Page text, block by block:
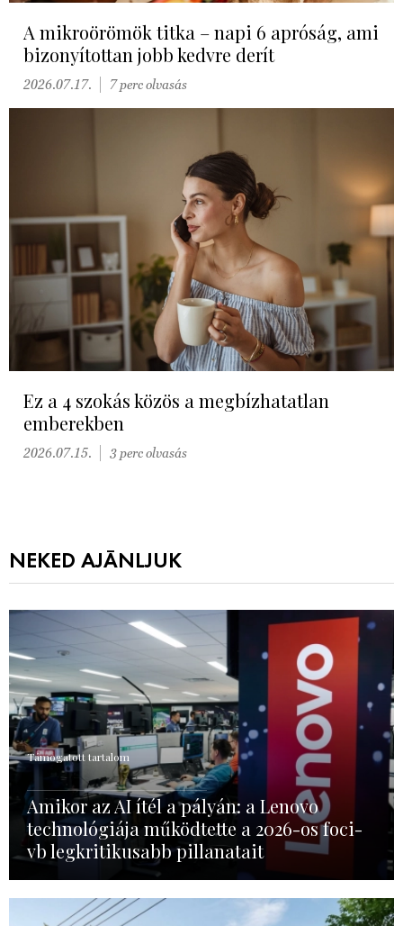
A mikroörömök titka – napi 6 apróság, ami
bizonyítottan jobb kedvre derít
2026.07.17. 7 perc olvasás
Ez a 4 szokás közös a megbízhatatlan
emberekben
2026.07.15. 3 perc olvasás
NEKED AJÁNLJUK
Támogatott tartalom
Amikor az AI ítél a pályán: a Lenovo
technológiája működtette a 2026-os foci-
vb legkritikusabb pillanatait